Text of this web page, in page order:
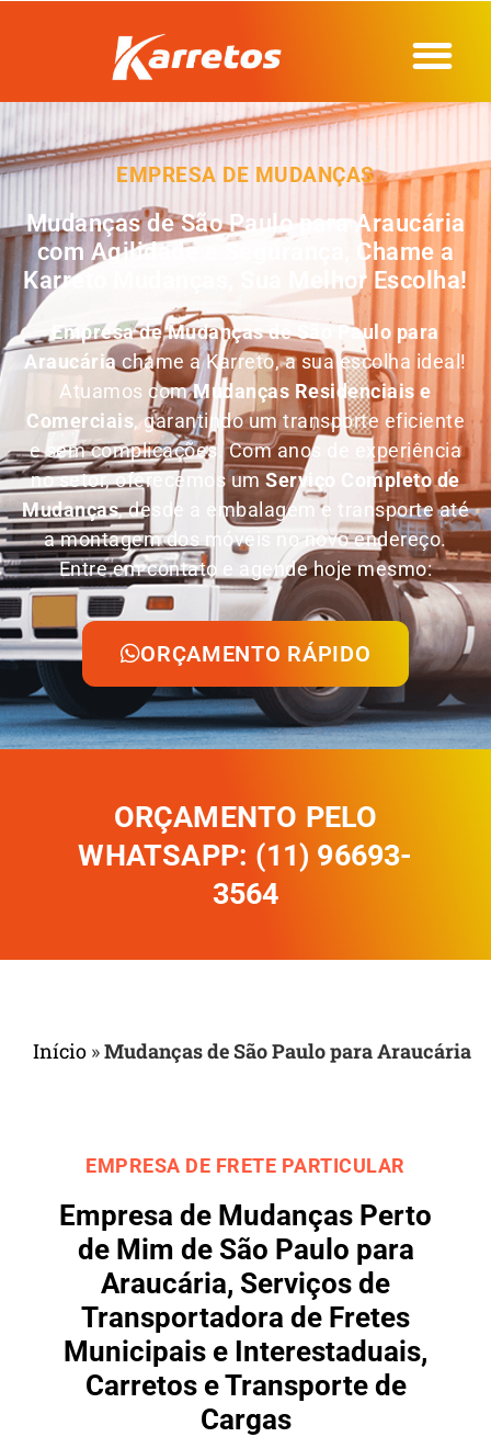
EMPRESA DE MUDANÇAS
Mudanças de São Paulo para Araucária
com Agilidade e Segurança, Chame a
Karreto Mudanças, Sua Melhor Escolha!
Empresa deMudanças de São Paulo para
Araucáriachame a Karreto, a sua escolha ideal!
Atuamos comMudanças Residenciais e
Comerciais, garantindo um transporte eficiente
e sem complicações. Com anos de experiência
no setor, oferecemos umServiço Completo de
Mudanças, desde a embalagem e transporte até
a montagem dos móveis no novo endereço.
Entre em contato e agende hoje mesmo:
ORÇAMENTO RÁPIDO
ORÇAMENTO PELO
WHATSAPP: (11) 96693-
3564
Início »Mudanças de São Paulo para Araucária
EMPRESA DE FRETE PARTICULAR
Empresa de Mudanças Perto
de Mim de São Paulo para
Araucária, Serviços de
Transportadora de Fretes
Municipais e Interestaduais,
Carretos e Transporte de
Cargas